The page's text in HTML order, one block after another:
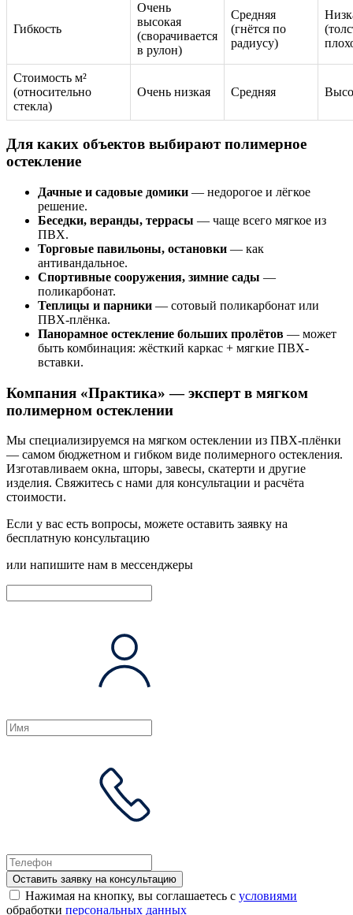
Гибкость
Очень
высокая
(сворачивается
в рулон)
Средняя
(гнётся по
радиусу)
Стоимость м²
(относительно
стекла)
Очень низкая Средняя
Для каких объектов выбирают полимерное
остекление
Дачные и садовые домики — недорогое и лёгкое
решение.
Беседки, веранды, террасы — чаще всего мягкое из
ПВХ.
Торговые павильоны, остановки — как
антивандальное.
Спортивные сооружения, зимние сады —
поликарбонат.
Теплицы и парники — сотовый поликарбонат или
ПВХ-плёнка.
Панорамное остекление больших пролётов — может
быть комбинация: жёсткий каркас + мягкие ПВХ-
вставки.
Компания «Практика» — эксперт в мягком
полимерном остеклении
Мы специализируемся на мягком остеклении из ПВХ-плёнки
— самом бюджетном и гибком виде полимерного остекления.
Изготавливаем окна, шторы, завесы, скатерти и другие
изделия. Свяжитесь с нами для консультации и расчёта
стоимости.
Если у вас есть вопросы, можете оставить заявку на
бесплатную консультацию
или напишите нам в мессенджеры
Оставить заявку на консультацию
Нажимая на кнопку, вы соглашаетесь с условиями
обработки персональных данных